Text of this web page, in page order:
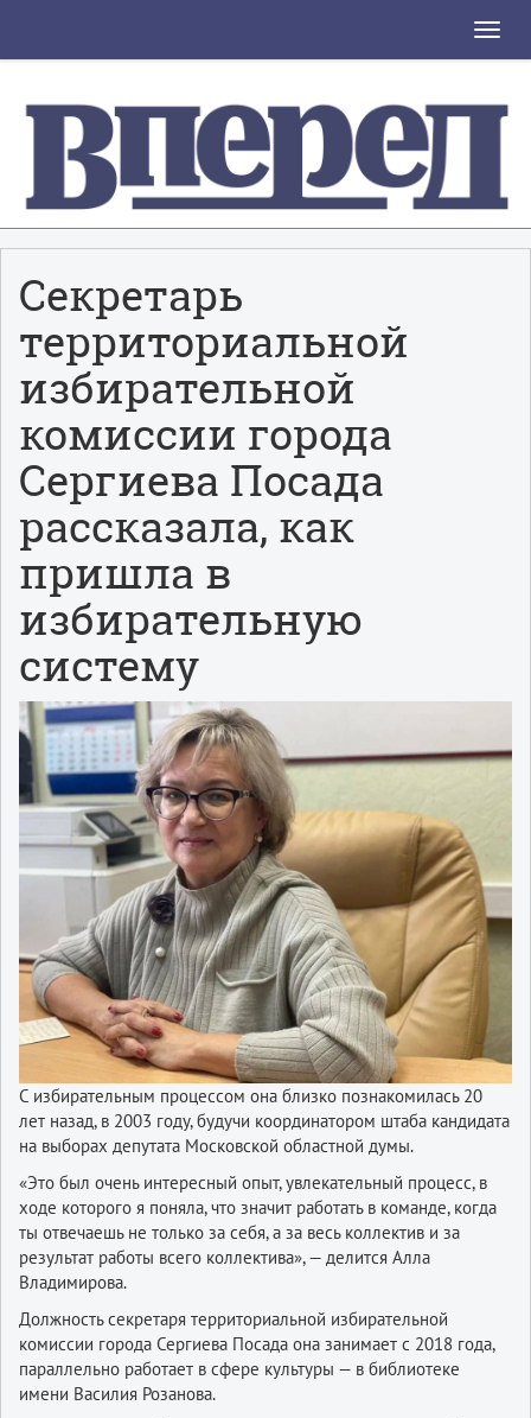
Toggle
Секретарь
территориальной
избирательной
комиссии города
Сергиева Посада
рассказала, как
пришла в
избирательную
систему
С избирательным процессом она близко познакомилась 20
лет назад, в 2003 году, будучи координатором штаба кандидата
на выборах депутата Московской областной думы.
«Это был очень интересный опыт, увлекательный процесс, в
ходе которого я поняла, что значит работать в команде, когда
ты отвечаешь не только за себя, а за весь коллектив и за
результат работы всего коллектива», — делится Алла
Владимирова.
Должность секретаря территориальной избирательной
комиссии города Сергиева Посада она занимает с 2018 года,
параллельно работает в сфере культуры — в библиотеке
имени Василия Розанова.